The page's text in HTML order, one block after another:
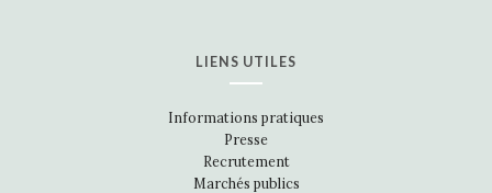
LIENS UTILES
Informations pratiques
Presse
Recrutement
Marchés publics